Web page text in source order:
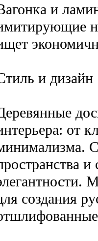
и
и дизайн
от
создания